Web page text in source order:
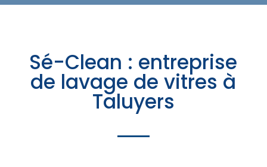
Sé-Clean : entreprise
de lavage de vitres à
Taluyers